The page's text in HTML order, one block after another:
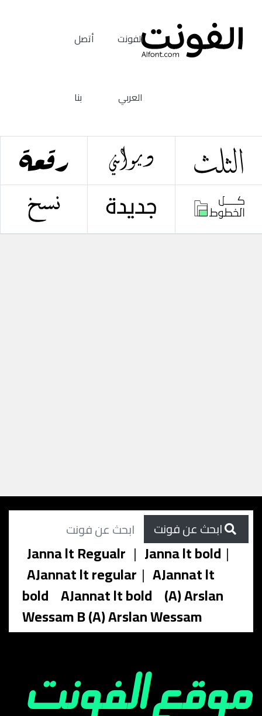
الفونت
العربي
أتصل
بنا
Janna lt Regualr | Janna lt bold |
AJannat lt regular | AJannat lt
bold AJannat lt bold (A) Arslan
Wessam B (A) Arslan Wessam